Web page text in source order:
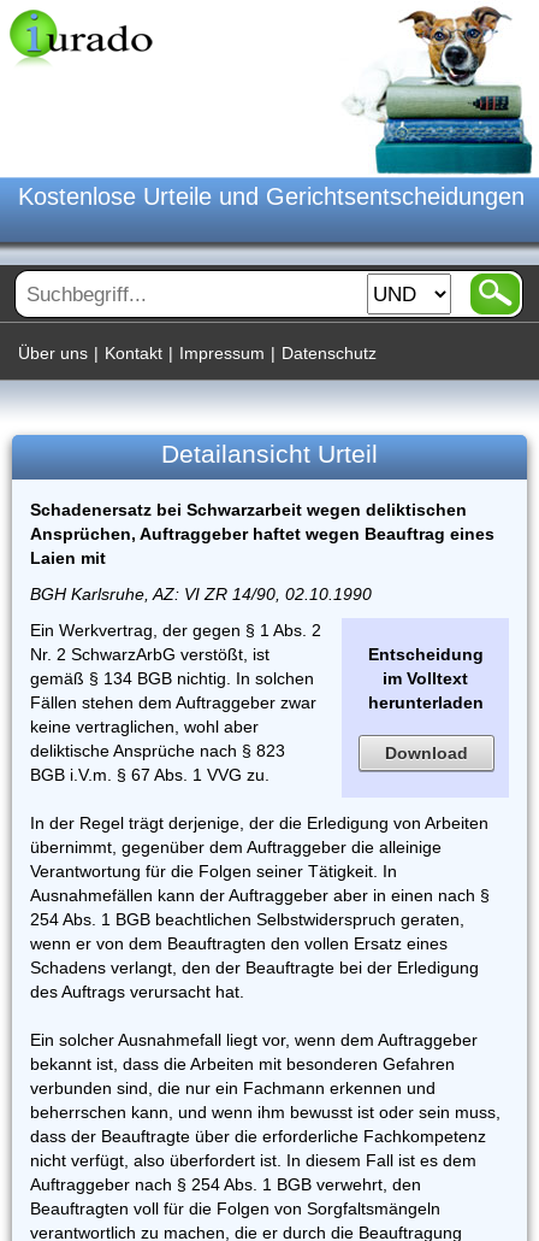
Kostenlose Urteile und Gerichtsentscheidungen
Über uns | Kontakt | Impressum | Datenschutz
Detailansicht Urteil
Schadenersatz bei Schwarzarbeit wegen deliktischen
Ansprüchen, Auftraggeber haftet wegen Beauftrag eines
Laien mit
BGH Karlsruhe, AZ: VI ZR 14/90, 02.10.1990
Entscheidung
im Volltext
herunterladen
Download
Ein Werkvertrag, der gegen § 1 Abs. 2
Nr. 2 SchwarzArbG verstößt, ist
gemäß § 134 BGB nichtig. In solchen
Fällen stehen dem Auftraggeber zwar
keine vertraglichen, wohl aber
deliktische Ansprüche nach § 823
BGB i.V.m. § 67 Abs. 1 VVG zu.
In der Regel trägt derjenige, der die Erledigung von Arbeiten
übernimmt, gegenüber dem Auftraggeber die alleinige
Verantwortung für die Folgen seiner Tätigkeit. In
Ausnahmefällen kann der Auftraggeber aber in einen nach §
254 Abs. 1 BGB beachtlichen Selbstwiderspruch geraten,
wenn er von dem Beauftragten den vollen Ersatz eines
Schadens verlangt, den der Beauftragte bei der Erledigung
des Auftrags verursacht hat.
Ein solcher Ausnahmefall liegt vor, wenn dem Auftraggeber
bekannt ist, dass die Arbeiten mit besonderen Gefahren
verbunden sind, die nur ein Fachmann erkennen und
beherrschen kann, und wenn ihm bewusst ist oder sein muss,
dass der Beauftragte über die erforderliche Fachkompetenz
nicht verfügt, also überfordert ist. In diesem Fall ist es dem
Auftraggeber nach § 254 Abs. 1 BGB verwehrt, den
Beauftragten voll für die Folgen von Sorgfaltsmängeln
verantwortlich zu machen, die er durch die Beauftragung